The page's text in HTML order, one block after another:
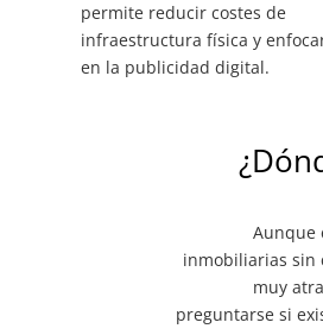
permite reducir costes de
infraestructura física y
en la publicidad digital.
Aunque
inmobiliarias sin
muy
preguntarse si